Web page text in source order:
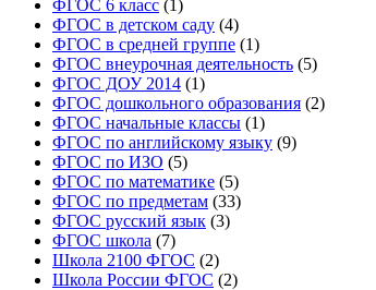
ФГОС 6 класс (1)
ФГОС в детском саду (4)
ФГОС в средней группе (1)
ФГОС внеурочная деятельность (5)
ФГОС ДОУ 2014 (1)
ФГОС дошкольного образования (2)
ФГОС начальные классы (1)
ФГОС по английскому языку (9)
ФГОС по ИЗО (5)
ФГОС по математике (5)
ФГОС по предметам (33)
ФГОС русский язык (3)
ФГОС школа (7)
Школа 2100 ФГОС (2)
Школа России ФГОС (2)